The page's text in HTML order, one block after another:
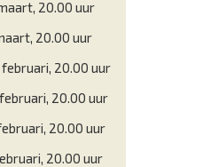
20.00 uur
20.00 uur
20.00 uur
20.00 uur
20.00 uur
20.00 uur